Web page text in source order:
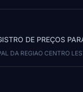
DE PREÇOS
DA REGIAO CENTRO